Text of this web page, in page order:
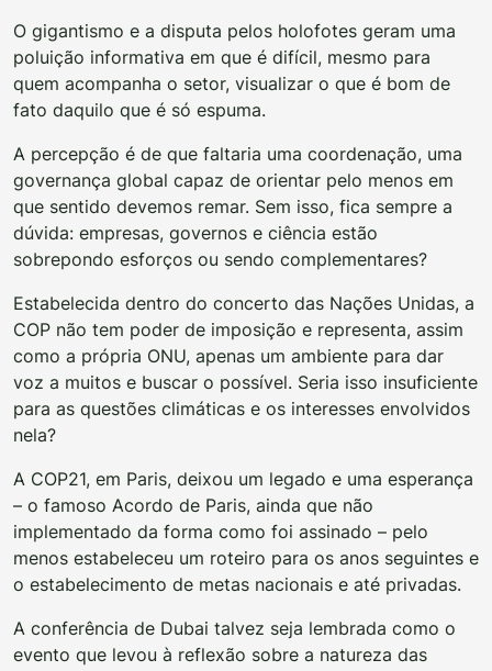
O gigantismo e a disputa pelos holofotes geram uma
poluição informativa em que é difícil, mesmo para
quem acompanha o setor, visualizar o que é bom de
fato daquilo que é só espuma.
A percepção é de que faltaria uma coordenação, uma
governança global capaz de orientar pelo menos em
que sentido devemos remar. Sem isso, fica sempre a
dúvida: empresas, governos e ciência estão
sobrepondo esforços ou sendo complementares?
Estabelecida dentro do concerto das Nações Unidas, a
COP não tem poder de imposição e representa, assim
como a própria ONU, apenas um ambiente para dar
voz a muitos e buscar o possível. Seria isso insuficiente
para as questões climáticas e os interesses envolvidos
nela?
A COP21, em Paris, deixou um legado e uma esperança
– o famoso Acordo de Paris, ainda que não
implementado da forma como foi assinado – pelo
menos estabeleceu um roteiro para os anos seguintes e
o estabelecimento de metas nacionais e até privadas.
A conferência de Dubai talvez seja lembrada como o
evento que levou à reflexão sobre a natureza das